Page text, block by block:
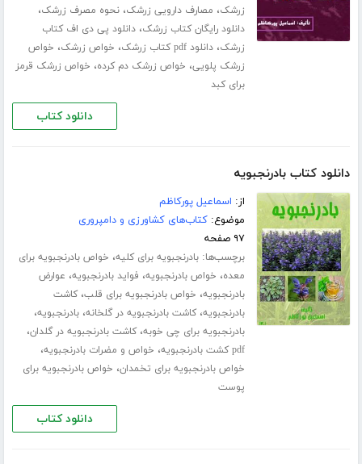
زرشک، مصارف دارویی زرشک،نحوه مصرف زرشک،
دانلود رایگان کتاب زرشک،دانلود پی دی اف کتاب
زرشک،دانلود pdf کتاب زرشک ، خواص زرشک، خواص
زرشک پلویی، خواص زرشک دم کرده، خواص زرشک قرمز
برای کبد
دانلود کتاب
دانلود کتاب بادرنجبویه
از: اسماعیل پورکاظم
موضوع:کتاب‌های کشاورزی و دامپروری
۹۷ صفحه
برچسب‌ها:بادرنجبویه برای کلیه، خواص بادرنجبویه برای
معده، خواص بادرنجبویه، فواید بادرنجبویه، عوارض
بادرنجبویه، خواص بادرنجبویه برای قلب،کاشت
بادرنجبویه،کاشت بادرنجبویه در گلخانه،بادرنجبویه،
بادرنجبویه برای چی خوبه،کاشت بادرنجبویه در گلدان،
pdf کشت بادرنجبویه ، خواص و مضرات بادرنجبویه،
خواص بادرنجبویه برای تخمدان، خواص بادرنجبویه برای
پوست
دانلود کتاب